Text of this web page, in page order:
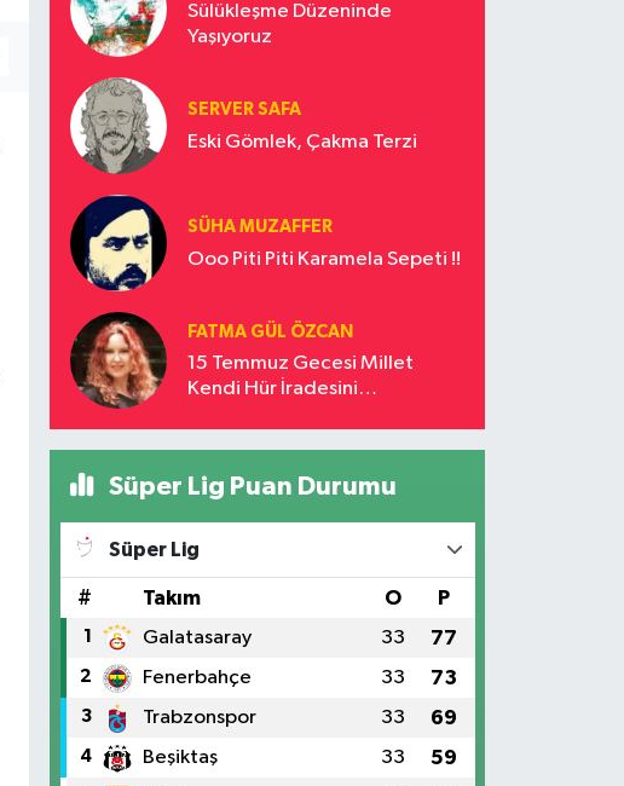
Sülükleşme Düzeninde
Yaşıyoruz
SERVER SAFA
Eski Gömlek, Çakma Terzi
SÜHA MUZAFFER
Ooo Piti Piti Karamela Sepeti !!
FATMA GÜL ÖZCAN
15 Temmuz Gecesi Millet
Kendi Hür İradesini
Süper Lig Puan Durumu
Süper Lig
# Takım O P
1 Galatasaray 33 77
2 Fenerbahçe 33 73
3 Trabzonspor 33 69
4 Beşiktaş 33 59